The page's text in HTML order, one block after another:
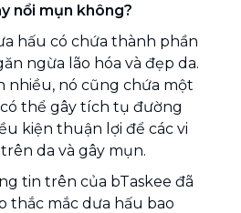
nổi mụn không?
hấu có chứa thành phần
ngừa lão hóa và đẹp da.
nhiều, nó cũng chứa một
thể gây tích tụ đường
kiện thuận lợi để các vi
da và gây mụn.
tin trên của bTaskee đã
thắc mắc dưa hấu bao